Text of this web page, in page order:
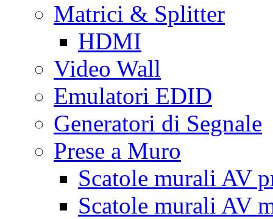
Matrici & Splitter
HDMI
Video Wall
Emulatori EDID
Generatori di Segnale
Prese a Muro
Scatole murali AV
Scatole murali AV